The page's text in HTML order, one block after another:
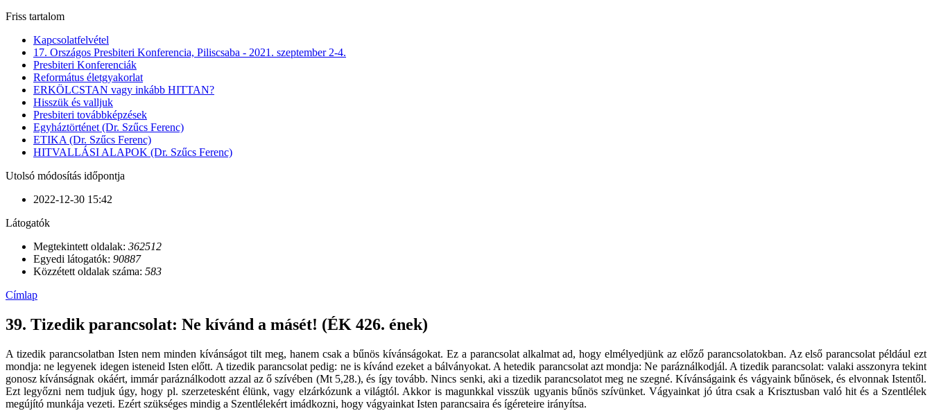
Friss tartalom
Kapcsolatfelvétel
17. Országos Presbiteri Konferencia, Piliscsaba - 2021. szeptember 2-4.
Presbiteri Konferenciák
Református életgyakorlat
ERKÖLCSTAN vagy inkább HITTAN?
Hisszük és valljuk
Presbiteri továbbképzések
Egyháztörténet (Dr. Szűcs Ferenc)
ETIKA (Dr. Szűcs Ferenc)
HITVALLÁSI ALAPOK (Dr. Szűcs Ferenc)
Utolsó módosítás időpontja
2022-12-30 15:42
Látogatók
Megtekintett oldalak: 362512
Egyedi látogatók: 90887
Közzétett oldalak száma: 583
Címlap
39. Tizedik parancsolat: Ne kívánd a másét! (ÉK 426. ének)
A tizedik parancsolatban Isten nem minden kívánságot tilt meg, hanem csak a bűnös kívánságokat. Ez a parancsolat alkalmat ad, hogy elmélyedjünk az előző parancsolatokban. Az első parancsolat például ezt
mondja: ne legyenek idegen isteneid Isten előtt. A tizedik parancsolat pedig: ne is kívánd ezeket a bálványokat. A hetedik parancsolat azt mondja: Ne paráználkodjál. A tizedik parancsolat: valaki asszonyra tekint
gonosz kívánságnak okáért, immár paráználkodott azzal az ő szívében (Mt 5,28.), és így tovább. Nincs senki, aki a tizedik parancsolatot meg ne szegné. Kívánságaink és vágyaink bűnösek, és elvonnak Istentől.
Ezt legyőzni nem tudjuk úgy, hogy pl. szerzetesként élünk, vagy elzárkózunk a világtól. Akkor is magunkkal visszük ugyanis bűnös szívünket. Vágyainkat jó útra csak a Krisztusban való hit és a Szentlélek
megújító munkája vezeti. Ezért szükséges mindig a Szentlélekért imádkozni, hogy vágyainkat Isten parancsaira és ígéreteire irányítsa.